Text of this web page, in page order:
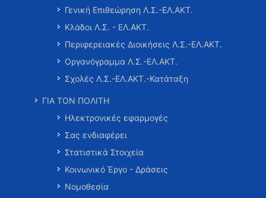
Γενική Επιθεώρηση Λ.Σ.-ΕΛ.ΑΚΤ.
Κλάδοι Λ.Σ. - ΕΛ.ΑΚΤ.
Περιφερειακές Διοικήσεις Λ.Σ.-ΕΛ.ΑΚΤ.
Οργανόγραμμα Λ.Σ.-ΕΛ.ΑΚΤ.
Σχολές Λ.Σ.-ΕΛ.ΑΚΤ.-Κατάταξη
ΓΙΑ ΤΟΝ ΠΟΛΙΤΗ
Ηλεκτρονικές εφαρμογές
Σας ενδιαφέρει
Στατιστικά Στοιχεία
Κοινωνικό Έργο - Δράσεις
Νομοθεσία